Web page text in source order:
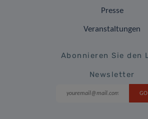
Presse
Veranstaltungen
Abonnieren Sie den
Newsletter